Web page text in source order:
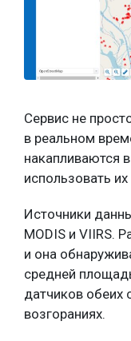
Сервис не
в реальном
накапливаются
использовать
Источники
MODIS и VIIRS.
и она
средней
датчиков обеих
возгораниях.